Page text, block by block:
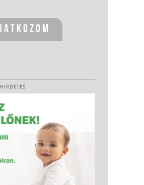
HIRDETÉS